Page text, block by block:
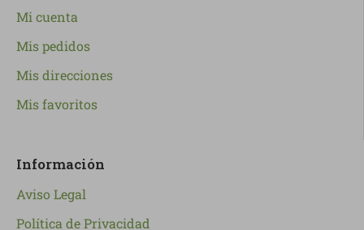
Mi cuenta
Mis pedidos
Mis direcciones
Mis favoritos
Información
Aviso Legal
Política de Privacidad